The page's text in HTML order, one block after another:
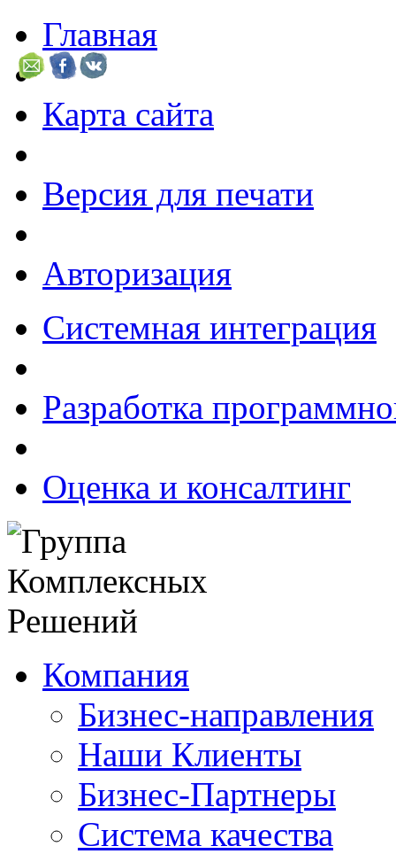
Главная
Карта сайта
Версия для печати
Авторизация
Системная интеграция
Разработка
Оценка и консалтинг
Компания
Бизнес-направления
Наши Клиенты
Бизнес-Партнеры
Система качества